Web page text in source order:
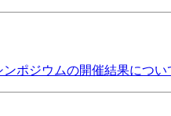
ポジウムの開催結果につい